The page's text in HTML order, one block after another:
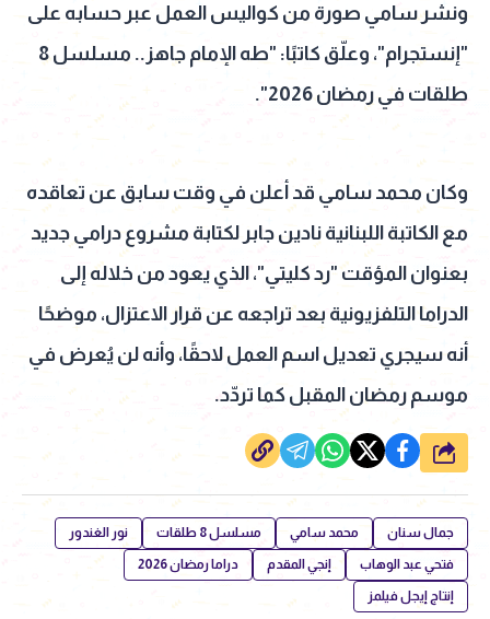
ونشر سامي صورة من كواليس العمل عبر حسابه على
"إنستجرام"، وعلّق كاتبًا: "طه الإمام جاهز.. مسلسل 8
طلقات في رمضان 2026".
وكان محمد سامي قد أعلن في وقت سابق عن تعاقده
مع الكاتبة اللبنانية نادين جابر لكتابة مشروع درامي جديد
بعنوان المؤقت "رد كليتي"، الذي يعود من خلاله إلى
الدراما التلفزيونية بعد تراجعه عن قرار الاعتزال، موضحًا
أنه سيجري تعديل اسم العمل لاحقًا، وأنه لن يُعرض في
موسم رمضان المقبل كما تردّد.
شارك
جمال سنان محمد سامي مسلسل 8 طلقات نور الغندور
فتحي عبد الوهاب إنجي المقدم دراما رمضان 2026
إنتاج إيجل فيلمز